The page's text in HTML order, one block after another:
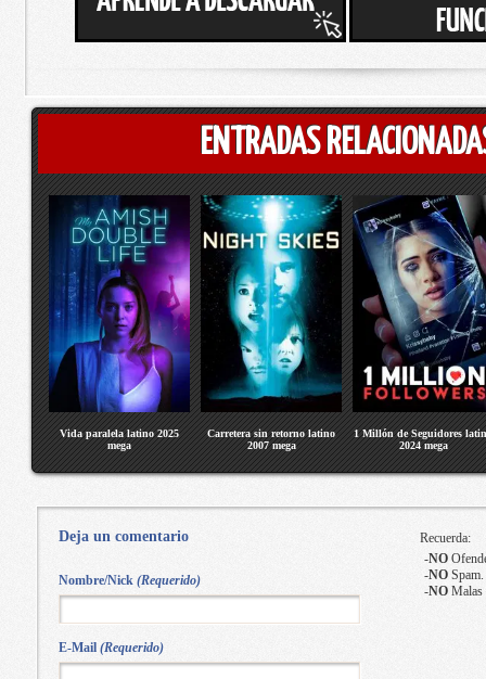
ENTRADAS
Vida paralela latino 2025
mega
Carretera sin retorno latino
2007 mega
1 Millón de Seguidores
2024 mega
Deja un comentario
Recuerda:
-NO
-NOSpam.
-NOMalas
Nombre/Nick (Requerido)
E-Mail (Requerido)